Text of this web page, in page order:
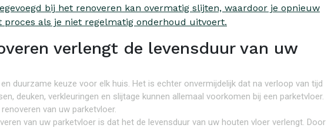
bij het renoveren kan overmatig slijten, waardoor je opnieuw
proces als je niet regelmatig onderhoud uitvoert.
verlengt de levensduur van uw
duurzame keuze voor elk huis. Het is echter onvermijdelijk dat na verloop van tijd
deuken, verkleuringen en slijtage kunnen allemaal voorkomen bij een parketvloer.
van uw parketvloer.
van uw parketvloer is dat het de levensduur van uw houten vloer verlengt. Door